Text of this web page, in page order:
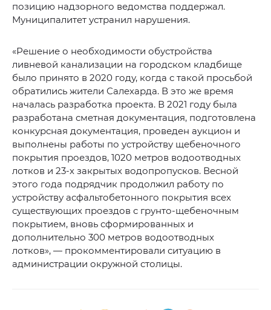
позицию надзорного ведомства поддержал.
Муниципалитет устранил нарушения.
«Решение о необходимости обустройства
ливневой канализации на городском кладбище
было принято в 2020 году, когда с такой просьбой
обратились жители Салехарда. В это же время
началась разработка проекта. В 2021 году была
разработана сметная документация, подготовлена
конкурсная документация, проведен аукцион и
выполнены работы по устройству щебеночного
покрытия проездов, 1020 метров водоотводных
лотков и 23-х закрытых водопропусков. Весной
этого года подрядчик продолжил работу по
устройству асфальтобетонного покрытия всех
существующих проездов с грунто-щебеночным
покрытием, вновь сформированных и
дополнительно 300 метров водоотводных
лотков», — прокомментировали ситуацию в
администрации окружной столицы.